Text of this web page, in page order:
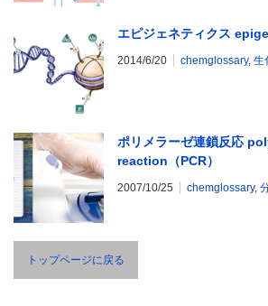
エピジェネティクス
2014/6/20 chemglossary, 生
ポリメラーゼ連鎖反応
reaction（PCR）
2007/10/25 chemglossary,
トップページに戻る